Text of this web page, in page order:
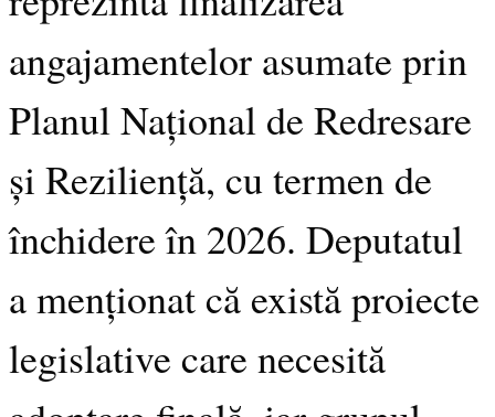
angajamentelor asumate prin
Planul Național de Redresare
și Reziliență, cu termen de
închidere în 2026. Deputatul
a menționat că există proiecte
legislative care necesită